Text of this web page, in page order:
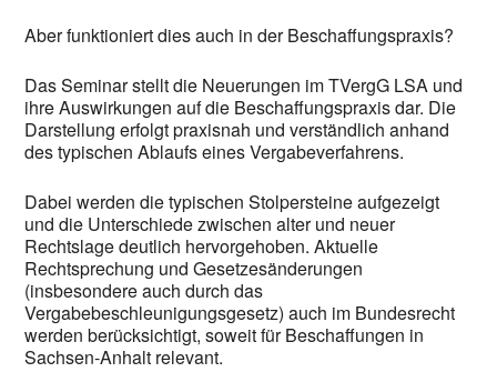
Aber funktioniert dies auch in der Beschaffungspraxis?
Das Seminar stellt die Neuerungen im TVergG LSA und
ihre Auswirkungen auf die Beschaffungspraxis dar. Die
Darstellung erfolgt praxisnah und verständlich anhand
des typischen Ablaufs eines Vergabeverfahrens.
Dabei werden die typischen Stolpersteine aufgezeigt
und die Unterschiede zwischen alter und neuer
Rechtslage deutlich hervorgehoben. Aktuelle
Rechtsprechung und Gesetzesänderungen
(insbesondere auch durch das
Vergabebeschleunigungsgesetz) auch im Bundesrecht
werden berücksichtigt, soweit für Beschaffungen in
Sachsen-Anhalt relevant.